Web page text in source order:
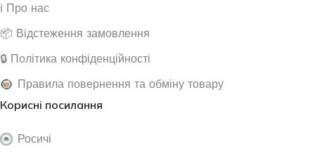
ℹ️ Про нас
📦 Відстеження замовлення
🔒 Політика конфіденційності
Правила повернення та обміну товару
Корисні посилання
Росичі